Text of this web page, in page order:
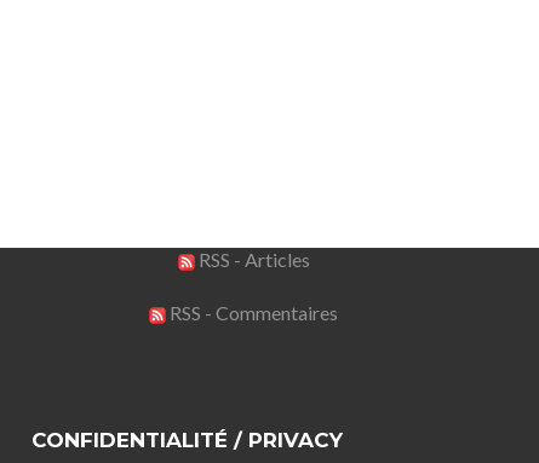
RSS - Articles
RSS - Commentaires
CONFIDENTIALITÉ / PRIVACY